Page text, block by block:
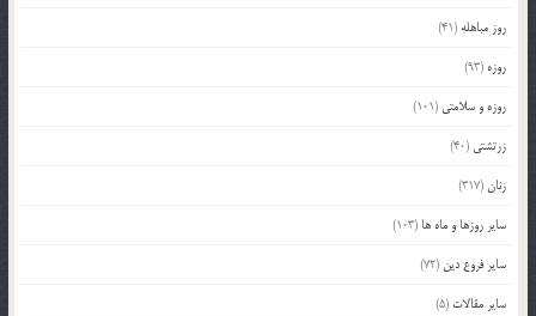
روز مباهله (41)
روزه (93)
روزه و سلامتی (101)
زرتشتی (40)
زنان(317)
سایر روزها و ماه ها (103)
سایر فروع دین (72)
سایر مقالات (5)